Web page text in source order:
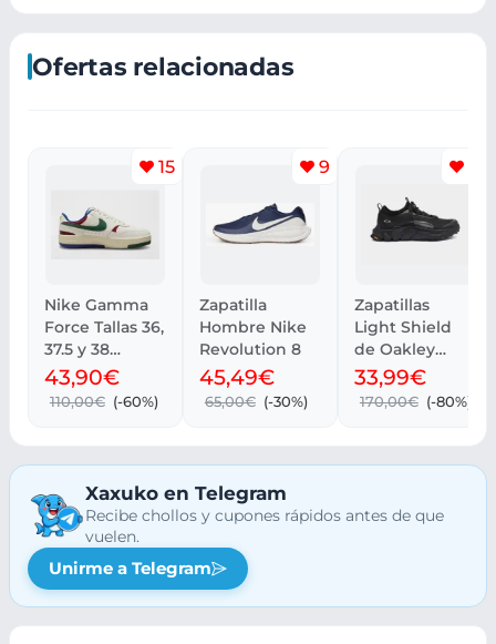
Ofertas relacionadas
15
Nike Gamma
Force Tallas 36,
37.5 y 38
Disponibles
43,90€
110,00€ (-60%)
9
Zapatilla
Hombre Nike
Revolution 8
45,49€
65,00€ (-30%)
Zapatillas
Light Shield
de Oakley
(Tallas 41.5 a
46)
33,99€
170,00€ (-80%)
Xaxuko en Telegram
Recibe chollos y cupones rápidos antes de que
vuelen.
Unirme a Telegram